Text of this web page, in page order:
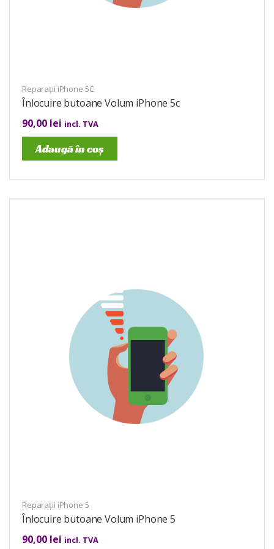
Reparații iPhone 5C
Înlocuire butoane Volum iPhone 5c
90,00 lei incl. TVA
Adaugă în coș
Reparații iPhone 5
Înlocuire butoane Volum iPhone 5
90,00 lei incl. TVA